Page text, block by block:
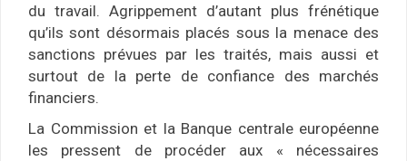
du travail. Agrippement d’autant plus frénétique
qu’ils sont désormais placés sous la menace des
sanctions prévues par les traités, mais aussi et
surtout de la perte de confiance des marchés
financiers.
La Commission et la Banque centrale européenne
les pressent de procéder aux « nécessaires